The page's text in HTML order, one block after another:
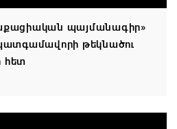
պայմանագիր»
թեկնածու
հետ